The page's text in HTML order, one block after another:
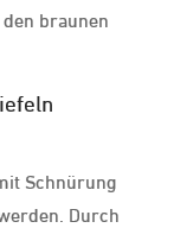
braunen
Schnürung
Durch